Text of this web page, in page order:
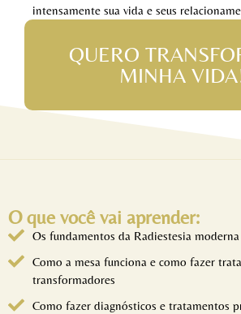
intensamente sua vida e seus
QUERO
MINHA
O que você vai aprender:
Os fundamentos da Radiestesia
Como a mesa funciona e como fazer
transformadores
Como fazer diagnósticos e tratamentos